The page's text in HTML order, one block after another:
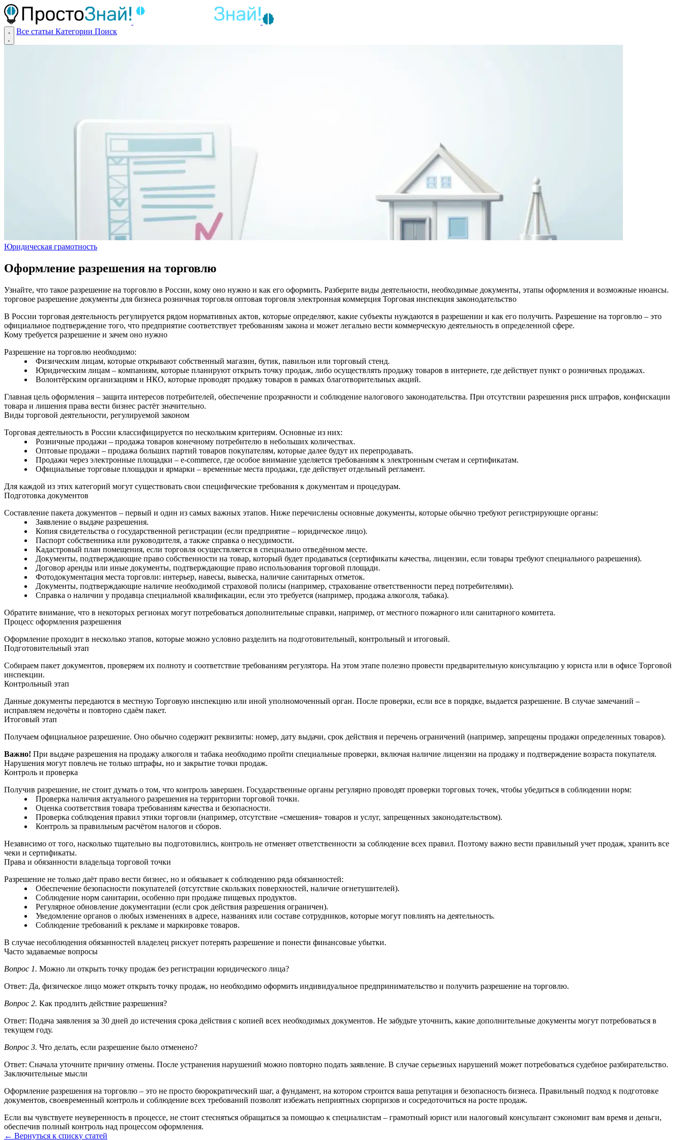
Все статьи Категории Поиск
Юридическая грамотность
Оформление разрешения на торговлю
Узнайте, что такое разрешение на торговлю в России, кому оно нужно и как его оформить. Разберите виды деятельности, необходимые документы, этапы оформления и возможные нюансы.
торговое разрешение документы для бизнеса розничная торговля оптовая торговля электронная коммерция Торговая инспекция законодательство
В России торговая деятельность регулируется рядом нормативных актов, которые определяют, какие субъекты нуждаются в разрешении и как его получить. Разрешение на торговлю – это
официальное подтверждение того, что предприятие соответствует требованиям закона и может легально вести коммерческую деятельность в определенной сфере.
Кому требуется разрешение и зачем оно нужно
Разрешение на торговлю необходимо:
Физическим лицам, которые открывают собственный магазин, бутик, павильон или торговый стенд.
Юридическим лицам – компаниям, которые планируют открыть точку продаж, либо осуществлять продажу товаров в интернете, где действует пункт о розничных продажах.
Волонтёрским организациям и НКО, которые проводят продажу товаров в рамках благотворительных акций.
Главная цель оформления – защита интересов потребителей, обеспечение прозрачности и соблюдение налогового законодательства. При отсутствии разрешения риск штрафов, конфискации
товара и лишения права вести бизнес растёт значительно.
Виды торговой деятельности, регулируемой законом
Торговая деятельность в России классифицируется по нескольким критериям. Основные из них:
Розничные продажи – продажа товаров конечному потребителю в небольших количествах.
Оптовые продажи – продажа больших партий товаров покупателям, которые далее будут их перепродавать.
Продажи через электронные площадки – e‑commerce, где особое внимание уделяется требованиям к электронным счетам и сертификатам.
Официальные торговые площадки и ярмарки – временные места продажи, где действует отдельный регламент.
Для каждой из этих категорий могут существовать свои специфические требования к документам и процедурам.
Подготовка документов
Составление пакета документов – первый и один из самых важных этапов. Ниже перечислены основные документы, которые обычно требуют регистрирующие органы:
Заявление о выдаче разрешения.
Копия свидетельства о государственной регистрации (если предприятие – юридическое лицо).
Паспорт собственника или руководителя, а также справка о несудимости.
Кадастровый план помещения, если торговля осуществляется в специально отведённом месте.
Документы, подтверждающие право собственности на товар, который будет продаваться (сертификаты качества, лицензии, если товары требуют специального разрешения).
Договор аренды или иные документы, подтверждающие право использования торговой площади.
Фотодокументация места торговли: интерьер, навесы, вывеска, наличие санитарных отметок.
Документы, подтверждающие наличие необходимой страховой полисы (например, страхование ответственности перед потребителями).
Справка о наличии у продавца специальной квалификации, если это требуется (например, продажа алкоголя, табака).
Обратите внимание, что в некоторых регионах могут потребоваться дополнительные справки, например, от местного пожарного или санитарного комитета.
Процесс оформления разрешения
Оформление проходит в несколько этапов, которые можно условно разделить на подготовительный, контрольный и итоговый.
Подготовительный этап
Собираем пакет документов, проверяем их полноту и соответствие требованиям регулятора. На этом этапе полезно провести предварительную консультацию у юриста или в офисе Торговой
инспекции.
Контрольный этап
Данные документы передаются в местную Торговую инспекцию или иной уполномоченный орган. После проверки, если все в порядке, выдается разрешение. В случае замечаний –
исправляем недочёты и повторно сдаём пакет.
Итоговый этап
Получаем официальное разрешение. Оно обычно содержит реквизиты: номер, дату выдачи, срок действия и перечень ограничений (например, запрещены продажи определенных товаров).
Важно! При выдаче разрешения на продажу алкоголя и табака необходимо пройти специальные проверки, включая наличие лицензии на продажу и подтверждение возраста покупателя.
Нарушения могут повлечь не только штрафы, но и закрытие точки продаж.
Контроль и проверка
Получив разрешение, не стоит думать о том, что контроль завершен. Государственные органы регулярно проводят проверки торговых точек, чтобы убедиться в соблюдении норм:
Проверка наличия актуального разрешения на территории торговой точки.
Оценка соответствия товара требованиям качества и безопасности.
Проверка соблюдения правил этики торговли (например, отсутствие «смешения» товаров и услуг, запрещенных законодательством).
Контроль за правильным расчётом налогов и сборов.
Независимо от того, насколько тщательно вы подготовились, контроль не отменяет ответственности за соблюдение всех правил. Поэтому важно вести правильный учет продаж, хранить все
чеки и сертификаты.
Права и обязанности владельца торговой точки
Разрешение не только даёт право вести бизнес, но и обязывает к соблюдению ряда обязанностей:
Обеспечение безопасности покупателей (отсутствие скользких поверхностей, наличие огнетушителей).
Соблюдение норм санитарии, особенно при продаже пищевых продуктов.
Регулярное обновление документации (если срок действия разрешения ограничен).
Уведомление органов о любых изменениях в адресе, названиях или составе сотрудников, которые могут повлиять на деятельность.
Соблюдение требований к рекламе и маркировке товаров.
В случае несоблюдения обязанностей владелец рискует потерять разрешение и понести финансовые убытки.
Часто задаваемые вопросы
Вопрос 1. Можно ли открыть точку продаж без регистрации юридического лица?
Ответ: Да, физическое лицо может открыть точку продаж, но необходимо оформить индивидуальное предпринимательство и получить разрешение на торговлю.
Вопрос 2. Как продлить действие разрешения?
Ответ: Подача заявления за 30 дней до истечения срока действия с копией всех необходимых документов. Не забудьте уточнить, какие дополнительные документы могут потребоваться в
текущем году.
Вопрос 3. Что делать, если разрешение было отменено?
Ответ: Сначала уточните причину отмены. После устранения нарушений можно повторно подать заявление. В случае серьезных нарушений может потребоваться судебное разбирательство.
Заключительные мысли
Оформление разрешения на торговлю – это не просто бюрократический шаг, а фундамент, на котором строится ваша репутация и безопасность бизнеса. Правильный подход к подготовке
документов, своевременный контроль и соблюдение всех требований позволят избежать неприятных сюрпризов и сосредоточиться на росте продаж.
Если вы чувствуете неуверенность в процессе, не стоит стесняться обращаться за помощью к специалистам – грамотный юрист или налоговый консультант сэкономит вам время и деньги,
обеспечив полный контроль над процессом оформления.
← Вернуться к списку статей